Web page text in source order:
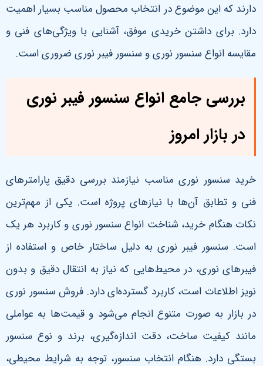
دارند که این موضوع در انتخاب محصول مناسب بسیار اهمیت
دارد. برای داشتن خریدی موفق، آشنایی با ویژگی‌های فنی و
مقایسه انواع سنسور نوری و سنسور فیبر نوری ضروری است.
بررسی جامع انواع سنسور فیبر نوری
در بازار امروز
خرید سنسور نوری مناسب نیازمند بررسی دقیق پارامترهای
فنی و تطابق آن‌ها با نیازهای پروژه است. یکی از مهم‌ترین
نکات هنگام خرید، شناخت انواع سنسور نوری و کاربرد هر یک
است. سنسور فیبر نوری به دلیل ساختار خاص و استفاده از
فیبرهای نوری، در محیط‌هایی که نیاز به انتقال دقیق و بدون
نویز اطلاعات است، کاربرد گسترده‌ای دارد. فروش سنسور نوری
در بازار به صورت متنوع انجام می‌شود و قیمت‌ها به عواملی
مانند کیفیت ساخت، دقت اندازه‌گیری، برند و نوع سنسور
بستگی دارد. هنگام انتخاب سنسور، توجه به شرایط محیطی،